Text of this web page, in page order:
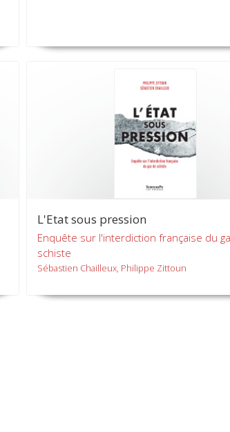
L'Etat sous pression
Enquête sur l'interdiction française du
schiste
Sébastien Chailleux, Philippe Zittoun